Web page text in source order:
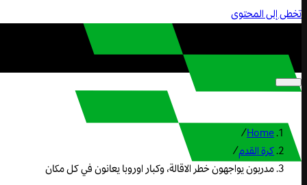
تخطى إلى المحتوى
Home
/
كرة القدم/
مدربون يواجهون خطر الاقالة، وكبار اوروبا يعانون في كل مكان